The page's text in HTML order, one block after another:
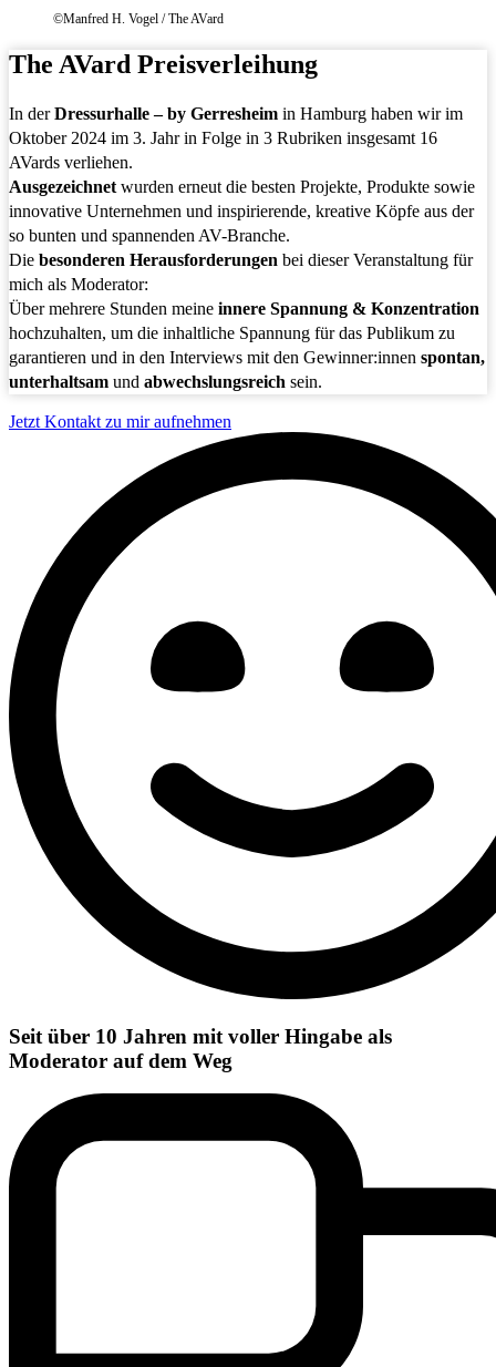
©Manfred H. Vogel / The AVard
The AVard Preisverleihung
In derDressurhalle – by Gerresheim in Hamburg haben wir im
Oktober 2024 im 3. Jahr in Folge in 3 Rubriken insgesamt 16
AVards verliehen.
Ausgezeichnet wurden erneut die besten Projekte, Produkte sowie
innovative Unternehmen und inspirierende, kreative Köpfe aus der
so bunten und spannenden AV-Branche.
Die besonderen Herausforderungen bei dieser Veranstaltung für
mich als Moderator:
Über mehrere Stunden meine innere Spannung & Konzentration
hochzuhalten, um die inhaltliche Spannung für das Publikum zu
garantieren und in den Interviews mit den Gewinner:innen spontan,
unterhaltsam und abwechslungsreich sein.
Jetzt Kontakt zu mir aufnehmen
Seit über 10 Jahren mit voller Hingabe als
Moderator auf dem Weg